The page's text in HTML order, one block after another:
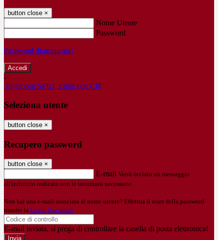
button close ×
Nome Utente
Password
Password dimenticata?
-
Entra con SPID Entra con CIE
Seleziona utente
button close ×
Recupero password
button close ×
E-mail Verrà inviato un messaggio
all'indirizzo indicato con le istruzioni necessarie.
Non hai una e-mail associata al nome utente? Effettua il reset della password
tramite la Login Spaggiari
E-mail inviata, si prega di controllare la casella di posta elettronica!